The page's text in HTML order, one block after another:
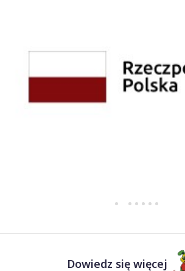
Dowiedz się więcej